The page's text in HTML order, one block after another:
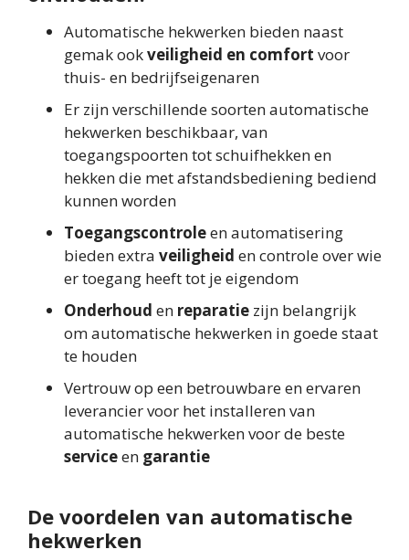
Automatische hekwerken bieden naast
gemak ookveiligheid en comfort voor
thuis- en bedrijfseigenaren
Er zijn verschillende soorten automatische
hekwerken beschikbaar, van
toegangspoorten tot schuifhekken en
hekken die met afstandsbediening bediend
kunnen worden
Toegangscontroleen automatisering
bieden extra veiligheid en controle over wie
er toegang heeft tot je eigendom
Onderhoud en reparatie zijn belangrijk
om automatische hekwerken in goede staat
te houden
Vertrouw op een betrouwbare en ervaren
leverancier voor het installeren van
automatische hekwerken voor de beste
serviceen garantie
De voordelen van automatische
hekwerken